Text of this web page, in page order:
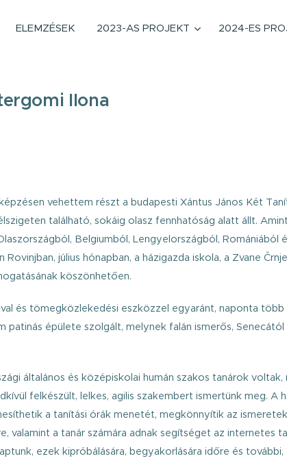
ELEMZÉSEK 2023-AS PROJEKT 2024-ES
Ilona
vehettem részt a budapesti Xántus János Két
található, sokáig olasz fennhatóság alatt állt. Amint
Belgiumból, Lengyelországból, Romániából
július hónapban, a házigazda iskola, a Zvane
köszönhetően.
és tömegközlekedési eszközzel egyaránt, naponta több
épülete szolgált, melynek falán ismerős,
általános és középiskolai humán szakos tanárok voltak,
felkészült, lelkes, agilis szakembert ismertünk meg. A
a tanítási órák menetét, megkönnyítik az
a tanár számára adnak segítséget az internetes
ezek kipróbálására, begyakorlására időre és